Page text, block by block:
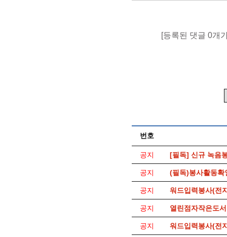
[등록된 댓글 0개
번호
공지 [필독] 신규 녹음
공지 (필독)봉사활동확
공지 워드입력봉사(전
공지 열린점자작은도
공지 워드입력봉사(전